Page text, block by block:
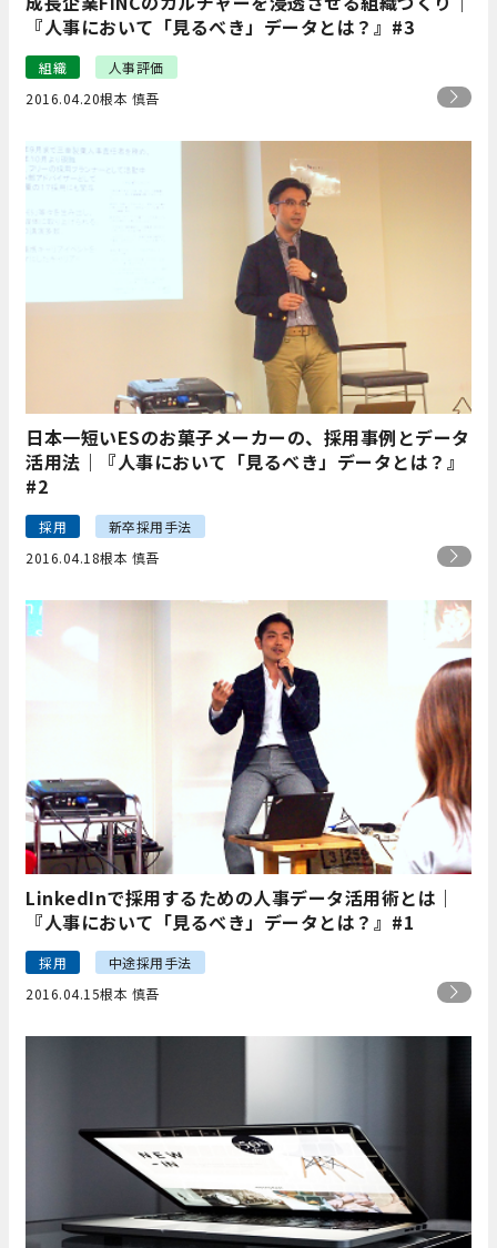
『人事において「見るべき」データとは？』#3
組織
人事評価
2016.04.20根本 慎吾
日本一短いESのお菓子メーカーの、採用事例とデータ
活用法｜『人事において「見るべき」データとは？』
#2
採用
新卒採用手法
2016.04.18根本 慎吾
LinkedInで採用するための人事データ活用術とは｜
『人事において「見るべき」データとは？』#1
採用
中途採用手法
2016.04.15根本 慎吾